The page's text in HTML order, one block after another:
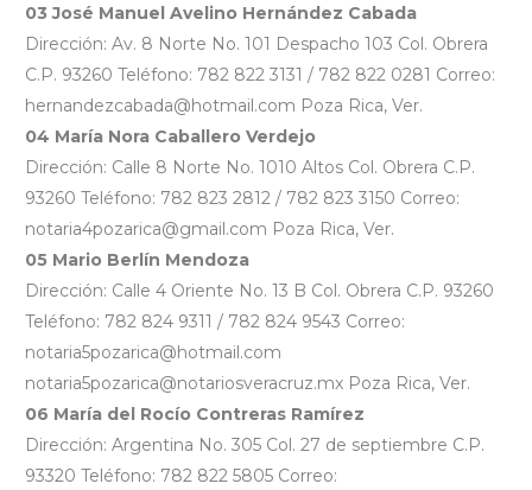
03 José Manuel Avelino Hernández Cabada
Dirección: Av. 8 Norte No. 101 Despacho 103 Col. Obrera
C.P. 93260 Teléfono: 782 822 3131 / 782 822 0281 Correo:
hernandezcabada@hotmail.com Poza Rica, Ver.
04 María Nora Caballero Verdejo
Dirección: Calle 8 Norte No. 1010 Altos Col. Obrera C.P.
93260 Teléfono: 782 823 2812 / 782 823 3150 Correo:
notaria4pozarica@gmail.com Poza Rica, Ver.
05 Mario Berlín Mendoza
Dirección: Calle 4 Oriente No. 13 B Col. Obrera C.P. 93260
Teléfono: 782 824 9311 / 782 824 9543 Correo:
notaria5pozarica@hotmail.com
notaria5pozarica@notariosveracruz.mx Poza Rica, Ver.
06 María del Rocío Contreras Ramírez
Dirección: Argentina No. 305 Col. 27 de septiembre C.P.
93320 Teléfono: 782 822 5805 Correo: